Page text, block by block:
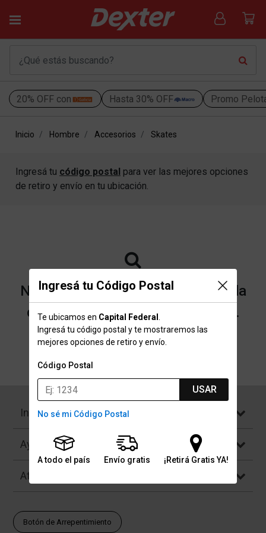
20% OFF con Hasta 30% OFF Promo
Ingresá tu Código Postal
Te ubicamos en Capital Federal
Ingresá tu código postal y te mostraremos las
mejores opciones de retiro y envío.
Código Postal
USAR
No sé mi Código Postal
A todo el país Envío gratis ¡Retirá Gratis YA!
Inicio Hombre Accesorios Skates
Ingresá tu código postal para ver las mejores opciones
de retiro y envío en tu ubicación.
No encontramos resultados para la
categoría "Skates" que buscaste.
Institucional
Ayuda
Atención al Cliente
Botón de Arrepentimiento